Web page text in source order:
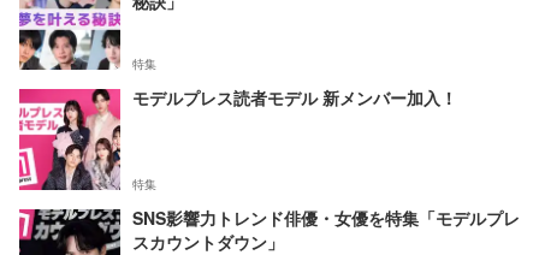
特集
モデルプレス読者モデル 新メンバー加入！
特集
SNS影響力トレンド俳優・女優を特集「モデルプレ
スカウントダウン」